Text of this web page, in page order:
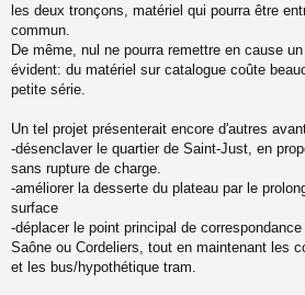
les deux tronçons, matériel qui pourra être
commun.
De même, nul ne pourra remettre en cause
évident: du matériel sur catalogue coûte
petite série.
Un tel projet présenterait encore d'autres
-désenclaver le quartier de Saint-Just, en
sans rupture de charge.
-améliorer la desserte du plateau par le
surface
-déplacer le point principal de
Saône ou Cordeliers, tout en maintenant les
et les bus/hypothétique tram.